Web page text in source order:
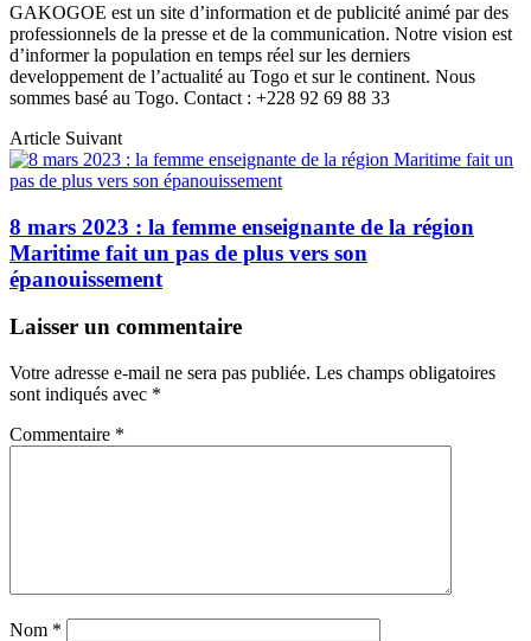
GAKOGOE est un site d’information et de publicité animé par des
professionnels de la presse et de la communication. Notre vision est
d’informer la population en temps réel sur les derniers
developpement de l’actualité au Togo et sur le continent. Nous
sommes basé au Togo. Contact : +228 92 69 88 33
Article Suivant
8 mars 2023 : la femme enseignante de la région
Maritime fait un pas de plus vers son
épanouissement
Laisser un commentaire
Votre adresse e-mail ne sera pas publiée. Les champs obligatoires
sont indiqués avec *
Commentaire *
Nom *